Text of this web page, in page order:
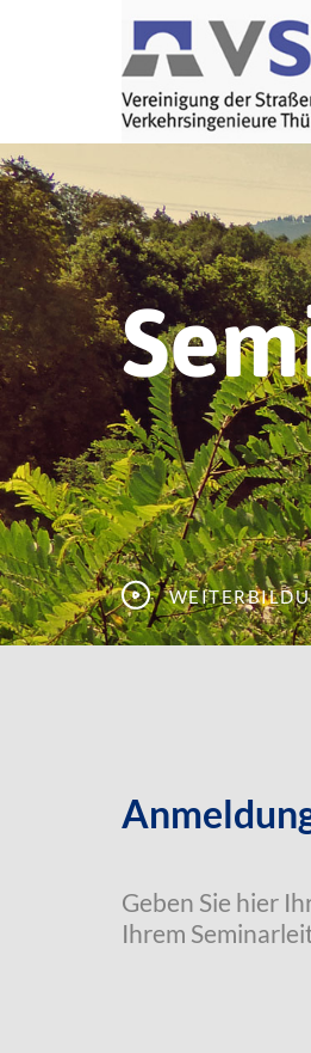
Geben Sie hier
Ihrem